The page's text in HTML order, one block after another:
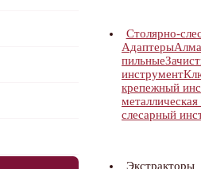
Столярно-
Адаптеры
пильные
инструмент
крепежный
металлическая
слесарный
Экстракторы